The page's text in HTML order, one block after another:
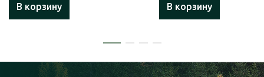
В корзину В корзину